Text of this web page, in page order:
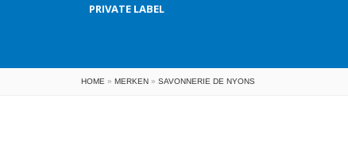
PRIVATE LABEL
HOME » MERKEN » SAVONNERIE DE NYONS